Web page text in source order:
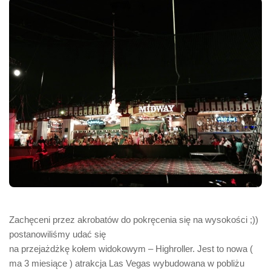
Zachęceni przez akrobatów do pokręcenia się na wysokości ;))
postanowiliśmy udać się
na przejażdżkę kołem widokowym – Highroller. Jest to nowa (
ma 3 miesiące ) atrakcja Las Vegas wybudowana w pobliżu